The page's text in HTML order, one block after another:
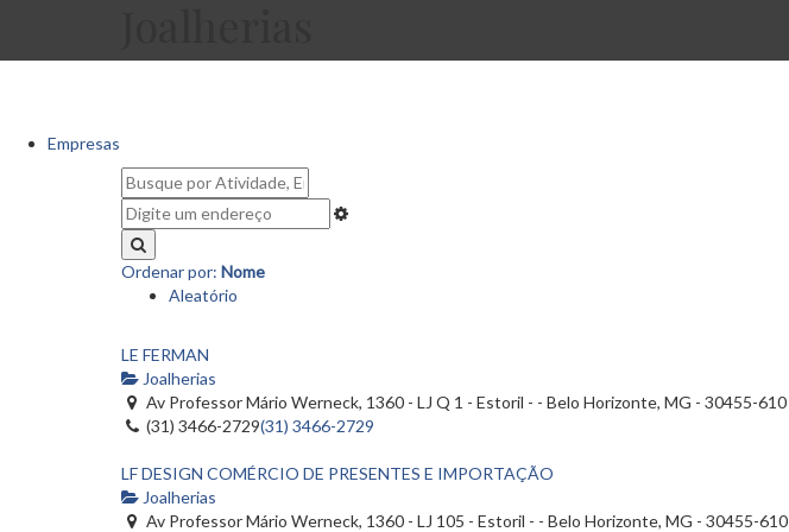
Empresas
Ordenar por: Nome
Aleatório
LE FERMAN
Joalherias
Av Professor Mário Werneck, 1360 - LJ Q 1 - Estoril - - Belo Horizonte, MG - 30455-610
(31) 3466-2729(31) 3466-2729
LF DESIGN COMÉRCIO DE PRESENTES E IMPORTAÇÃO
Joalherias
Av Professor Mário Werneck, 1360 - LJ 105 - Estoril - - Belo Horizonte, MG - 30455-610